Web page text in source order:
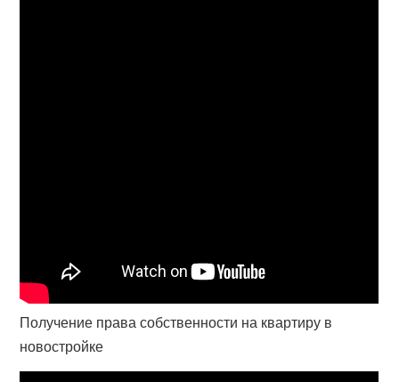
Получение права собственности на квартиру в
новостройке